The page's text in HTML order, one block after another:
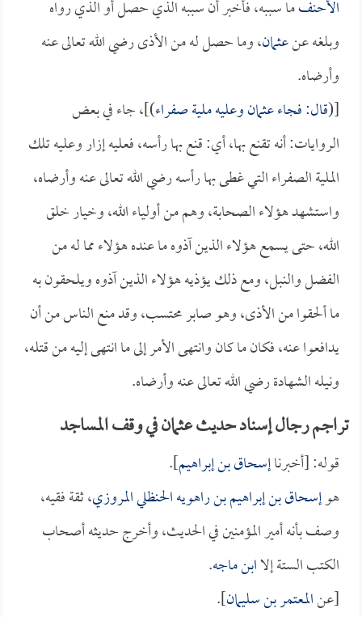
الأحنفما سببه، فأخبر أن سببه الذي حصل أو الذي رواه
وبلغه عنعثمان، وما حصل له من الأذى رضي الله تعالى عنه
وأرضاه.
[(قال: فجاءعثمانوعليه ملية صفراء)]، جاء في بعض
الروايات: أنه تقنع بها، أي: قنع بها رأسه، فعليه إزار وعليه تلك
الملية الصفراء التي غطى بها رأسه رضي الله تعالى عنه وأرضاه،
واستشهد هؤلاء الصحابة، وهم من أولياء الله، وخيار خلق
الله، حتى يسمع هؤلاء الذين آذوه ما عنده هؤلاء مما له من
الفضل والنبل، ومع ذلك يؤذيه هؤلاء الذين آذوه ويلحقون به
ما ألحقوا من الأذى، وهو صابر محتسب، وقد منع الناس من أن
يدافعوا عنه، فكان ما كان وانتهى الأمر إلى ما انتهى إليه من قتله،
ونيله الشهادة رضي الله تعالى عنه وأرضاه.
تراجم رجال إسناد حديث عثمان في وقف المساجد
قوله: [أخبرناإسحاق بن إبراهيم].
هوإسحاق بن إبراهيم بن راهويه الحنظلي المروزي، ثقة فقيه،
وصف بأنه أمير المؤمنين في الحديث، وأخرج حديثه أصحاب
الكتب الستة إلاابن ماجه.
[عنالمعتمر بن سليمان].